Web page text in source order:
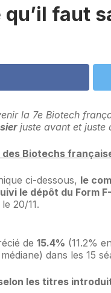
qu’il faut
la 7e Biotech
juste avant et juste
Biotechs
ci-dessous, le
le dépôt du Form
le 20/11.
de 15.4% (11.2%
dans les 15
les titres